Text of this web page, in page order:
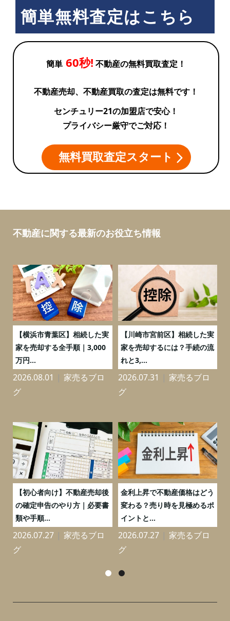
簡単無料査定はこちら
簡単 60秒! 不動産の無料買取査定！
不動産売却、不動産買取の査定は無料です！
センチュリー21の加盟店で安心！
プライバシー厳守でご対応！
無料買取査定スタート
不動産に関する最新のお役立ち情報
【横浜市青葉区】相続した実
家を売却する全手順｜3,000
万円...
2026.08.01
家売るブロ
グ
【川崎市宮前区】相続した実
家を売却するには？手続の流
れと3,...
2026.07.31
家売るブロ
グ
【初心者向け】不動産売却後
の確定申告のやり方｜必要書
類や手順...
2026.07.27
家売るブロ
グ
金利上昇で不動産価格はどう
変わる？売り時を見極めるポ
イントと...
2026.07.27
家売るブロ
グ